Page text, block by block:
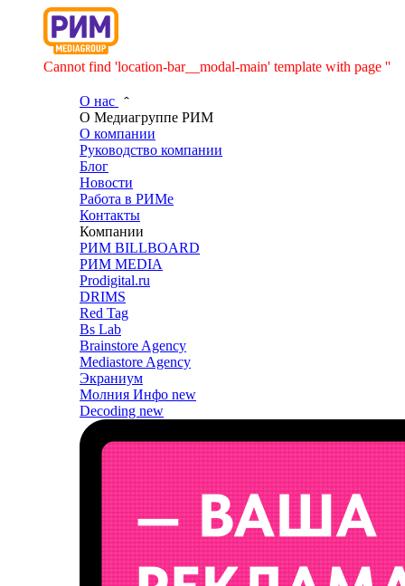
Cannot find 'location-bar__modal-main' template with page ''
О нас
О Медиагруппе РИМ
О компании
Руководство компании
Блог
Новости
Работа в РИМе
Контакты
Компании
РИМ BILLBOARD
РИМ MEDIA
Prodigital.ru
DRIMS
Red Tag
Bs Lab
Brainstore Agency
Mediastore Agency
Экраниум
Молния Инфо new
Decoding new